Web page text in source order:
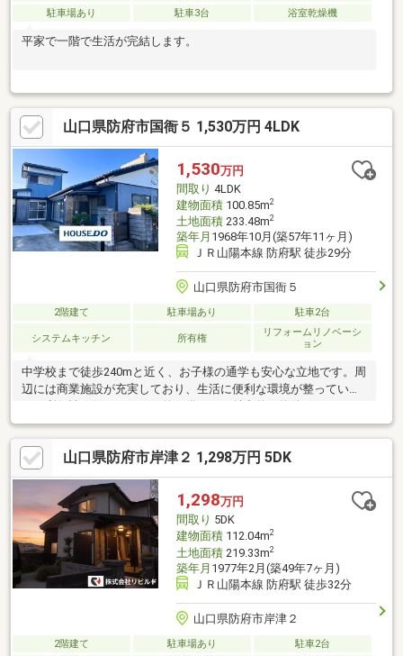
駐車場あり
駐車3台 浴室乾燥機
平家で一階で生活が完結します。
山口県防府市国衙５ 1,530万円 4LDK
1,530万円
間取り 4LDK
建物面積100.85m2
土地面積233.48m2
築年月 1968年10月(築57年11ヶ月)
ＪＲ山陽本線 防府駅 徒歩29分
山口県防府市国衙５
2階建て 駐車場あり 駐車2台
システムキッチン 所有権
リフォームリノベーシ
ョン
中学校まで徒歩240mと近く、お子様の通学も安心な立地です。周
辺には商業施設が充実しており、生活に便利な環境が整っていま
山口県防府市岸津２ 1,298万円 5DK
1,298万円
間取り 5DK
建物面積112.04m2
土地面積219.33m2
築年月 1977年2月(築49年7ヶ月)
ＪＲ山陽本線 防府駅 徒歩32分
山口県防府市岸津２
2階建て 駐車場あり
駐車2台